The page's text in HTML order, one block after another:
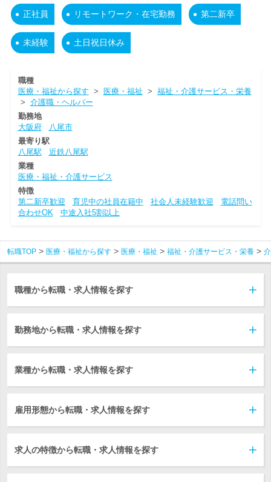
正社員 リモートワーク・在宅勤務 第二新卒
未経験 土日祝日休み
職種
医療・福祉から探す > 医療・福祉 > 福祉・介護サービス・栄養
> 介護職・ヘルパー
勤務地
大阪府
八尾市
最寄り駅
八尾駅
近鉄八尾駅
業種
医療・福祉・介護サービス
特徴
第二新卒歓迎
育児中の社員在籍中 社会人未経験歓迎
電話問い
合わせOK
中途入社5割以上
転職TOP 医療・福祉から探す 医療・福祉 福祉・介護サービス・栄養
職種から転職・求人情報を探す
勤務地から転職・求人情報を探す
業種から転職・求人情報を探す
雇用形態から転職・求人情報を探す
求人の特徴から転職・求人情報を探す